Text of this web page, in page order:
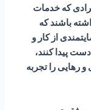
که خدمات
باشند که
از کار و
پیدا کنند،
رهایی را تجربه